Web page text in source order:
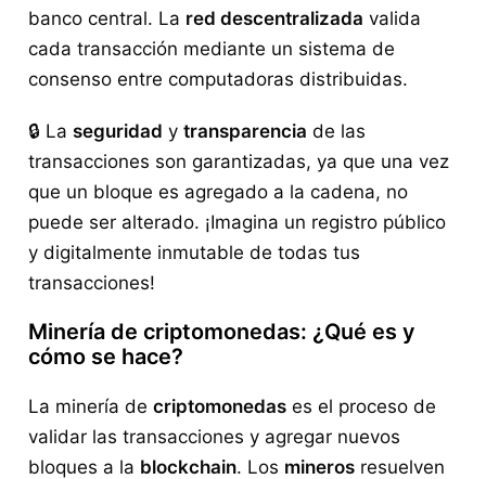
banco central. La red descentralizada valida
cada transacción mediante un sistema de
consenso entre computadoras distribuidas.
🔒 La seguridad y transparencia de las
transacciones son garantizadas, ya que una vez
que un bloque es agregado a la cadena, no
puede ser alterado. ¡Imagina un registro público
y digitalmente inmutable de todas tus
transacciones!
Minería de criptomonedas: ¿Qué es y
cómo se hace?
La minería de criptomonedases el proceso de
validar las transacciones y agregar nuevos
bloques a la blockchain. Los minerosresuelven